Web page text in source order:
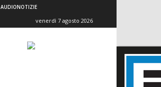
AUDIONOTIZIE
venerdì 7 agosto 2026